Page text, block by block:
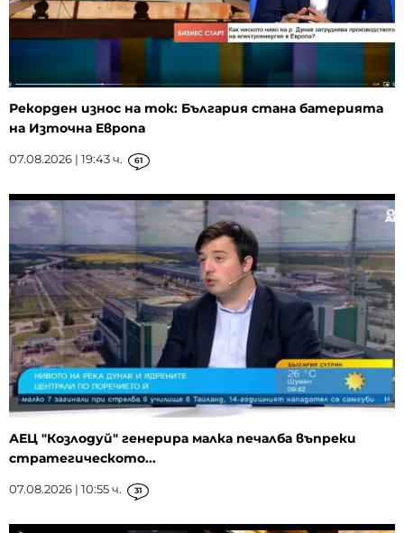
Рекорден износ на ток: България стана батерията
на Източна Европа
07.08.2026 | 19:43 ч. 61
АЕЦ "Козлодуй" генерира малка печалба въпреки
стратегическото...
07.08.2026 | 10:55 ч. 31